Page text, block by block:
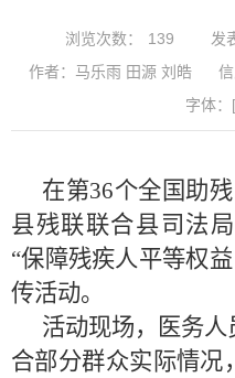
浏览次数： 139
发
作者：马乐雨 田源 刘皓
字体： [
在第36个全国助
县残联联合县司法
“保障残疾人平等权
传活动。
活动现场，医务
合部分群众实际情况